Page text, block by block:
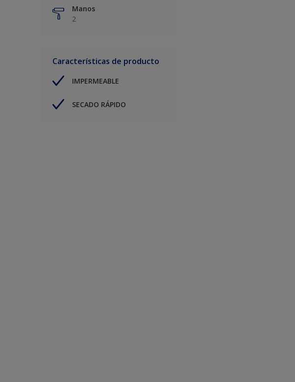
Manos
2
Características de producto
IMPERMEABLE
SECADO RÁPIDO